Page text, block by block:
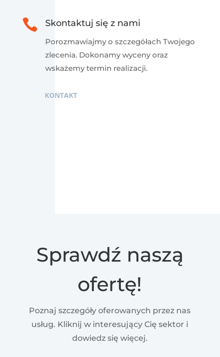
 Skontaktuj się z nami
Porozmawiajmy o szczegółach Twojego
zlecenia. Dokonamy wyceny oraz
wskażemy termin realizacji.
KONTAKT
Sprawdź naszą
ofertę!
Poznaj szczegóły oferowanych przez nas
usług. Kliknij w interesujący Cię sektor i
dowiedz się więcej.